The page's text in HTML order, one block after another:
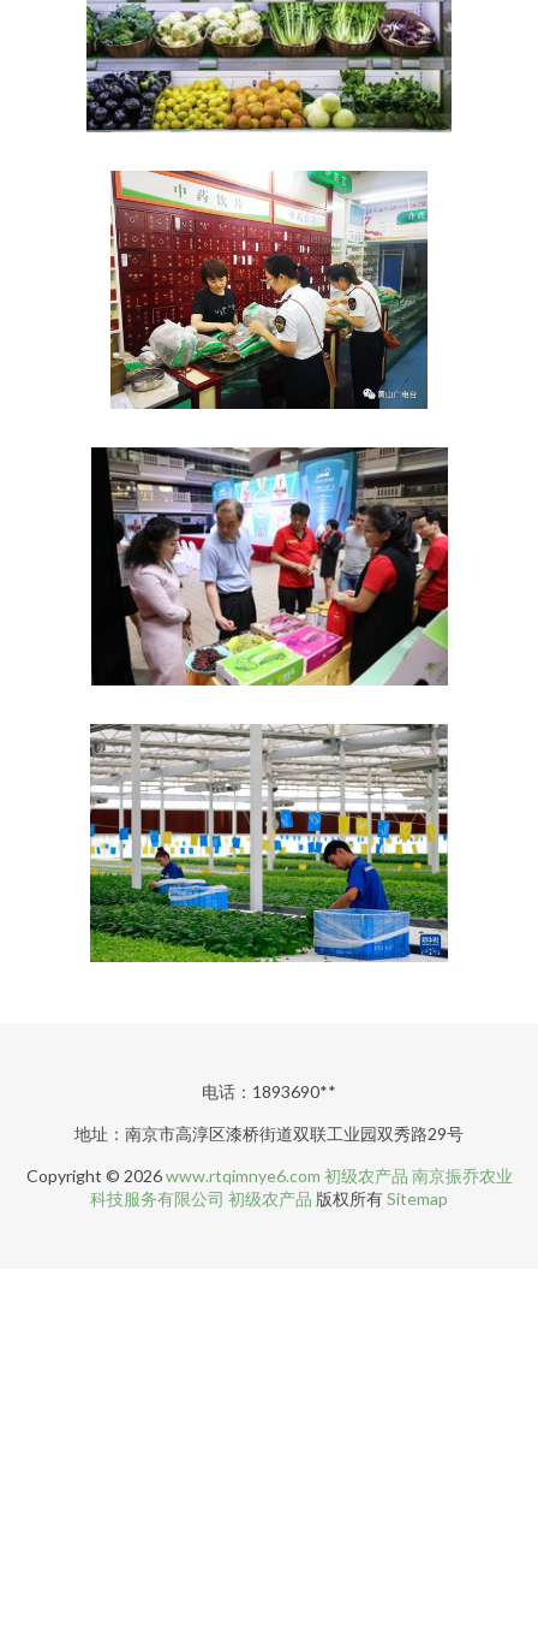
电话：1893690**
地址：南京市高淳区漆桥街道双联工业园双秀路29号
Copyright © 2026www.rtqimnye6.com 初级农产品 南京振乔农业
科技服务有限公司 初级农产品 版权所有Sitemap